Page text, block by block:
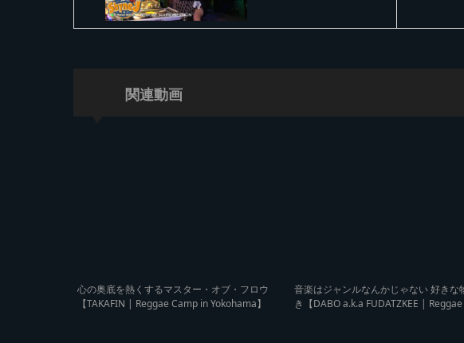
reggae vinyl レゲエサウン
Luv 2021
関連動画
心の奥底を熱くするマスター・オブ・フロウ
【TAKAFIN | Reggae Camp in Yokohama】
音楽はジャンルなんかじゃない 好きな
き【DABO a.k.a FUDATZKEE | Reggae